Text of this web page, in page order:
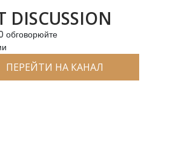
DISCUSSION
обговорюйте
ПЕРЕЙТИ НА КАНАЛ